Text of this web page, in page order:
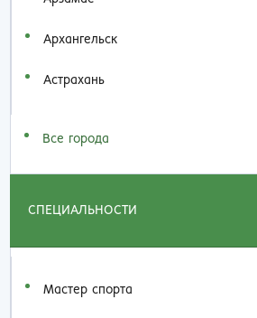
Архангельск
Астрахань
Все города
СПЕЦИАЛЬНОСТИ
Мастер спорта